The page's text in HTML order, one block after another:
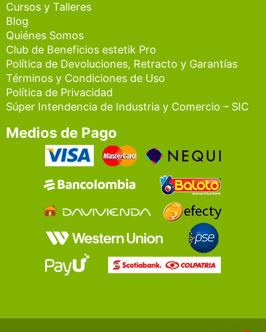
Cursos y Talleres
Blog
Quiénes Somos
Club de Beneficios estetik Pro
Política de Devoluciones, Retracto y Garantías
Términos y Condiciones de Uso
Política de Privacidad
Súper Intendencia de Industria y Comercio – SIC
Medios de Pago